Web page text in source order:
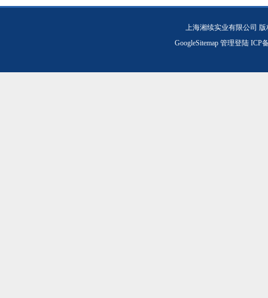
上海湘续实业有限公司
GoogleSitemap 管理登陆ICP